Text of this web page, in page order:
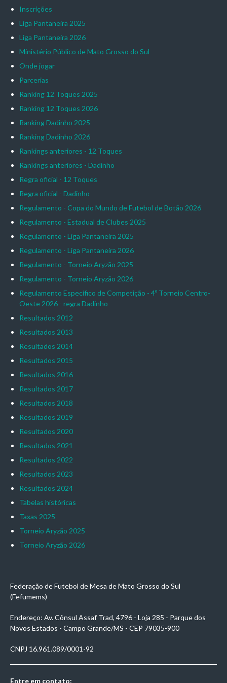
Inscrições
Liga Pantaneira 2025
Liga Pantaneira 2026
Ministério Público de Mato Grosso do Sul
Onde jogar
Parcerias
Ranking 12 Toques 2025
Ranking 12 Toques 2026
Ranking Dadinho 2025
Ranking Dadinho 2026
Rankings anteriores - 12 Toques
Rankings anteriores - Dadinho
Regra oficial - 12 Toques
Regra oficial - Dadinho
Regulamento - Copa do Mundo de Futebol de Botão 2026
Regulamento - Estadual de Clubes 2025
Regulamento - Liga Pantaneira 2025
Regulamento - Liga Pantaneira 2026
Regulamento - Torneio Aryzão 2025
Regulamento - Torneio Aryzão 2026
Regulamento Específico de Competição - 4º Torneio Centro-
Oeste 2026 - regra Dadinho
Resultados 2012
Resultados 2013
Resultados 2014
Resultados 2015
Resultados 2016
Resultados 2017
Resultados 2018
Resultados 2019
Resultados 2020
Resultados 2021
Resultados 2022
Resultados 2023
Resultados 2024
Tabelas históricas
Taxas 2025
Torneio Aryzão 2025
Torneio Aryzão 2026
Federação de Futebol de Mesa de Mato Grosso do Sul
(Fefumems)
Endereço: Av. Cônsul Assaf Trad, 4796 - Loja 285 - Parque dos
Novos Estados - Campo Grande/MS - CEP 79035-900
CNPJ 16.961.089/0001-92
Entre em contato: